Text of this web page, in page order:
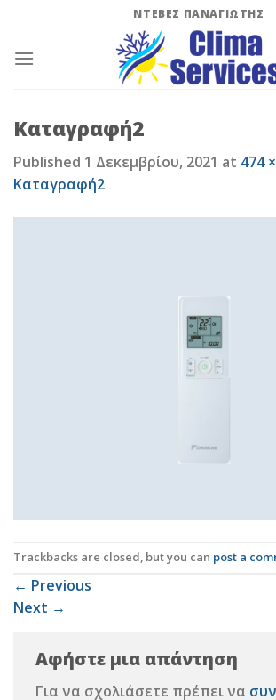
content
ΝΤΕΒΕΣ ΠΑΝΑΓΙΩΤΗΣ
Καταγραφή2
Published 1 Δεκεμβρίου, 2021 at 474
Καταγραφή2
Trackbacks are closed, but you can post a
← Previous
Next →
Αφήστε μια απάντηση
Για να σχολιάσετε πρέπει να